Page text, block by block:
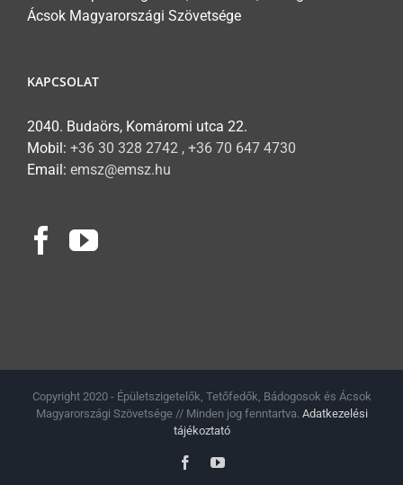
Ácsok Magyarországi Szövetsége
KAPCSOLAT
2040. Budaörs, Komáromi utca 22.
Mobil: +36 30 328 2742 , +36 70 647 4730
Email: emsz@emsz.hu
Copyright 2020 - Épületszigetelők, Tetőfedők, Bádogosok és Ácsok
Magyarországi Szövetsége // Minden jog fenntartva. Adatkezelési
tájékoztató
FacebookYouTube